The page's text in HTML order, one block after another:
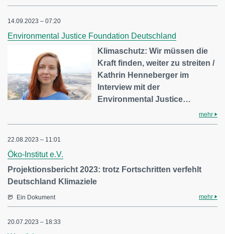
14.09.2023 – 07:20
Environmental Justice Foundation Deutschland
Klimaschutz: Wir müssen die
Kraft finden, weiter zu streiten /
Kathrin Henneberger im
Interview mit der
Environmental Justice…
mehr
22.08.2023 – 11:01
Öko-Institut e.V.
Projektionsbericht 2023: trotz Fortschritten verfehlt
Deutschland Klimaziele
Ein Dokument mehr
20.07.2023 – 18:33